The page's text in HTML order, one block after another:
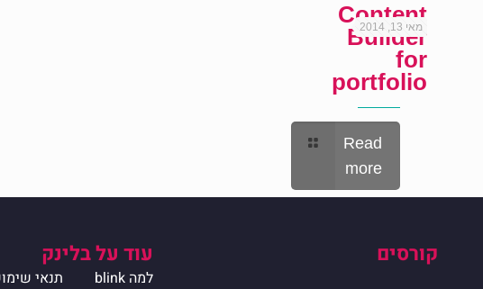
מאי 13, 2014
Content
Builder
for
portfolio
Read
more
קורסים עוד על בלינק
למה blink תנאי